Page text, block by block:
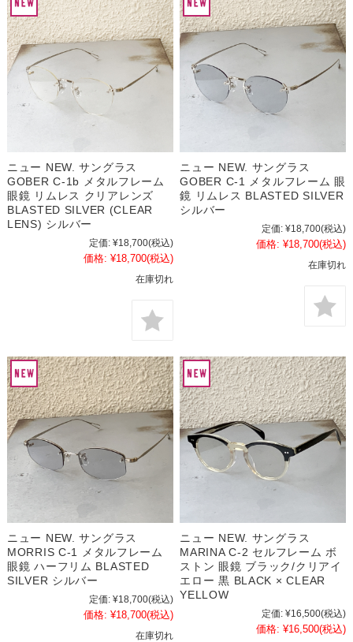
ニュー NEW. サングラス
GOBER C-1b メタルフレーム
眼鏡 リムレス クリアレンズ
BLASTED SILVER (CLEAR
LENS) シルバー
定価: ¥18,700(税込)
価格: ¥18,700(税込)
在庫切れ
ニュー NEW. サングラス
GOBER C-1 メタルフレーム 眼
鏡 リムレス BLASTED SILVER
シルバー
定価: ¥18,700(税込)
価格: ¥18,700(税込)
在庫切れ
ニュー NEW. サングラス
MORRIS C-1 メタルフレーム
眼鏡 ハーフリム BLASTED
SILVER シルバー
定価: ¥18,700(税込)
価格: ¥18,700(税込)
在庫切れ
ニュー NEW. サングラス
MARINA C-2 セルフレーム ボ
ストン 眼鏡 ブラック/クリアイ
エロー 黒 BLACK × CLEAR
YELLOW
定価: ¥16,500(税込)
価格: ¥16,500(税込)